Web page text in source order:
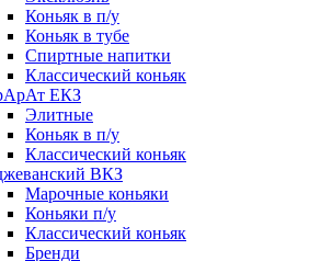
Коньяк в п/у
Коньяк в тубе
Спиртные напитки
Классический коньяк
ЕКЗ
Элитные
Коньяк в п/у
Классический коньяк
ВКЗ
Марочные коньяки
Коньяки п/у
Классический коньяк
Бренди